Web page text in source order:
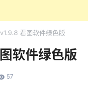
看图软件绿色版
软件绿色版
57